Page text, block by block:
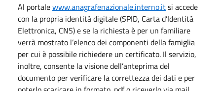
Al portalewww.anagrafenazionale.interno.itsi accede
con la propria identità digitale (SPID, Carta d’Identità
Elettronica, CNS) e se la richiesta è per un familiare
verrà mostrato l’elenco dei componenti della famiglia
per cui è possibile richiedere un certificato. Il servizio,
inoltre, consente la visione dell’anteprima del
documento per verificare la correttezza dei dati e per